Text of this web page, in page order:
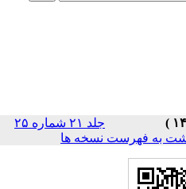
جلد ۲۱ شماره ۲۵
به فهرست نسخه ها